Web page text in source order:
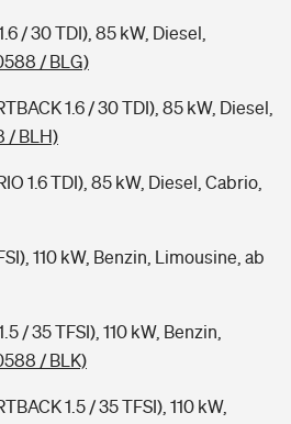
/ 30 TDI), 85 kW, Diesel,
/ BLG)
1.6 / 30 TDI), 85 kW, Diesel,
/ BLH)
1.6 TDI), 85 kW, Diesel, Cabrio,
110 kW, Benzin, Limousine, ab
/ 35 TFSI), 110 kW, Benzin,
/ BLK)
1.5 / 35 TFSI), 110 kW,